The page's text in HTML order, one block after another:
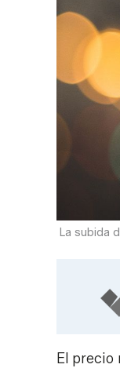
La subida
El precio